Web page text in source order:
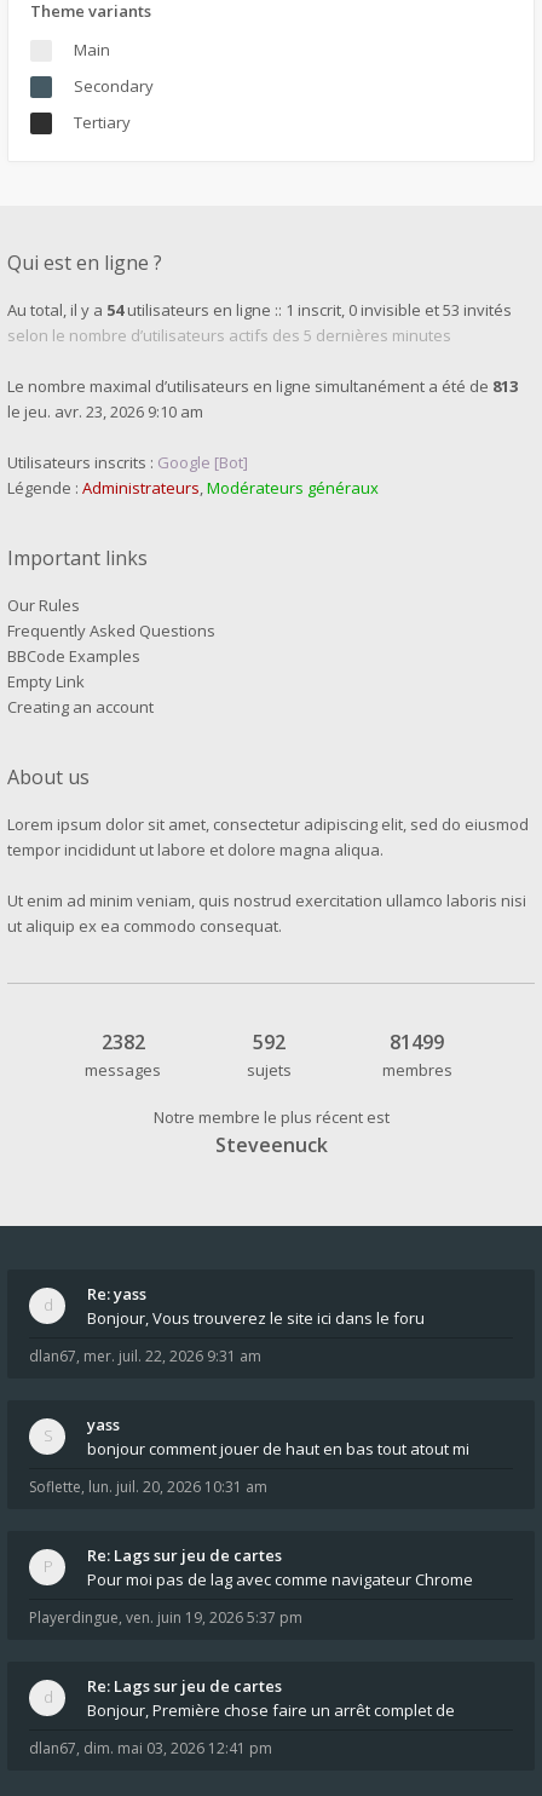
Theme variants
Main
Secondary
Tertiary
Qui est en ligne ?
Au total, il y a 54utilisateurs en ligne :: 1 inscrit, 0 invisible et 53 invités
selon le nombre d’utilisateurs actifs des 5 dernières minutes
Le nombre maximal d’utilisateurs en ligne simultanément a été de 813
le jeu. avr. 23, 2026 9:10 am
Utilisateurs inscrits : Google [Bot]
Légende : Administrateurs,Modérateurs généraux
Important links
Our Rules
Frequently Asked Questions
BBCode Examples
Empty Link
Creating an account
About us
Lorem ipsum dolor sit amet, consectetur adipiscing elit, sed do eiusmod
tempor incididunt ut labore et dolore magna aliqua.
Ut enim ad minim veniam, quis nostrud exercitation ullamco laboris nisi
ut aliquip ex ea commodo consequat.
2382
messages
592
sujets
81499
membres
Notre membre le plus récent est
Steveenuck
Re: yass
Bonjour, Vous trouverez le site ici dans le foru
dlan67, mer. juil. 22, 2026 9:31 am
yass
bonjour comment jouer de haut en bas tout atout mi
Soflette, lun. juil. 20, 2026 10:31 am
Re: Lags sur jeu de cartes
Pour moi pas de lag avec comme navigateur Chrome
Playerdingue, ven. juin 19, 2026 5:37 pm
Re: Lags sur jeu de cartes
Bonjour, Première chose faire un arrêt complet de
dlan67, dim. mai 03, 2026 12:41 pm